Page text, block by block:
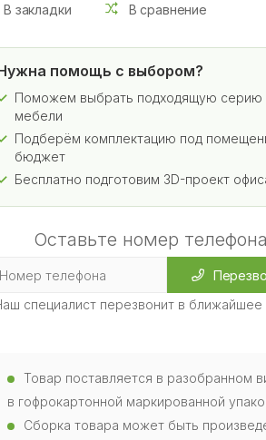
В закладки В сравнение
помощь с выбором?
Поможем выбрать подходящую серию
мебели
Подберём комплектацию под
бюджет
Бесплатно подготовим 3D-проект
Оставьте номер телефона
специалист перезвонит в ближайшее
Товар поставляется в разобранном
в гофрокартонной маркированной
Сборка товара может быть